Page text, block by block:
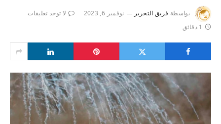
بواسطة فريق التحرير نوفمبر 6, 2023
لا توجد تعليقات
1 دقائق